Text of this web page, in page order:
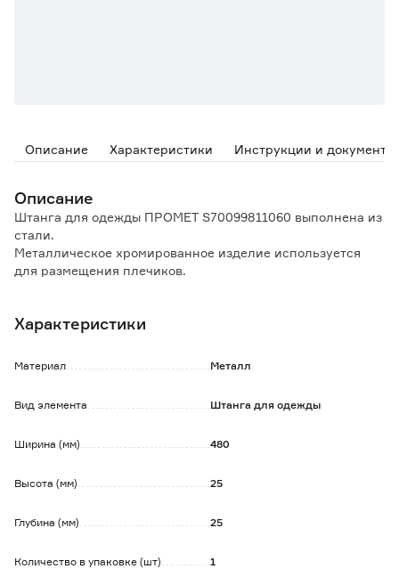
Описание Характеристики Инструкции и документы
Описание
Штанга для одежды ПРОМЕТ S70099811060 выполнена из
стали.
Металлическое хромированное изделие используется
для размещения плечиков.
Все комплектующие приобретаются отдельно.
Характеристики
Материал Металл
Вид элемента Штанга для одежды
Ширина (мм) 480
Высота (мм) 25
Глубина (мм) 25
Количество в упаковке (шт) 1